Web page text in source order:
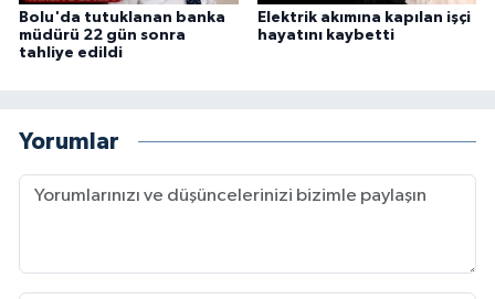
Bolu'da tutuklanan banka
müdürü 22 gün sonra
tahliye edildi
Elektrik akımına kapılan işçi
hayatını kaybetti
Yorumlar